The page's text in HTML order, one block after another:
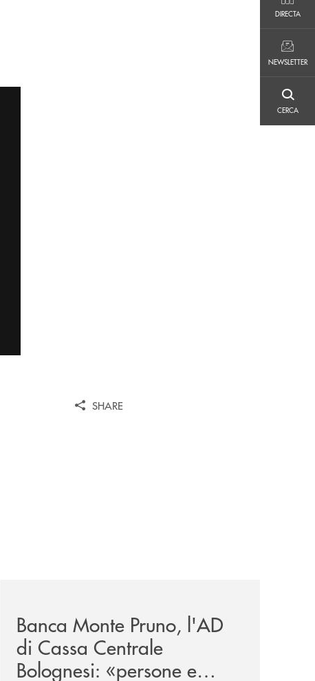
DIRECTA
NEWSLETTER
CERCA
SHARE
Banca Monte Pruno, l'AD
di Cassa Centrale
Bolognesi: «persone e